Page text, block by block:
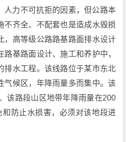
人力不可抗拒的因素，但公路本
不齐全、不配套也是造成水毁损
，高等级公路路基路面排水设计
基路面设计、施工和养护中，
排水工程。该线路位于某市东北
气候区，年降雨量多而集中。该
该路段山区地带年降雨量在200
防止水损害，必须对该地段进